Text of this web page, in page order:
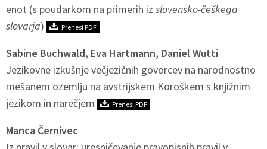
enot (s poudarkom na primerih iz slovensko-češkega
slovarja) Prenesi PDF
Sabine Buchwald, Eva Hartmann, Daniel Wutti
Jezikovne izkušnje večjezičnih govorcev na narodnostno
mešanem ozemlju na avstrijskem Koroškem s knjižnim
jezikom in narečjem
Prenesi PDF
Manca Černivec